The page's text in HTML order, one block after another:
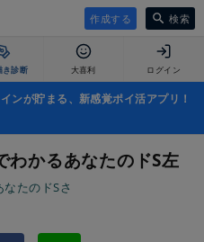
作成する 検索
き診断 大喜利 ログイン
ンが貯まる、新感覚ポイ活アプリ！
わかるあなたのドS左
たのドSさ